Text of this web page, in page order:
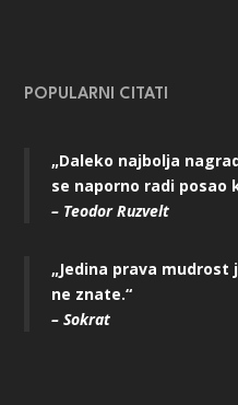
POPULARNI CITATI
„Daleko najbolja
se naporno radi posao
– Teodor Ruzvelt
„Jedina prava
ne znate.“
– Sokrat